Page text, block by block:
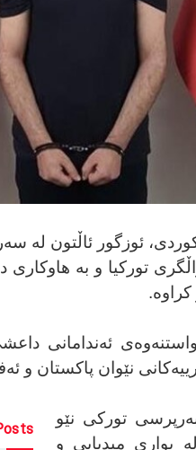
ئوزگور ئاڵتون لە
تورکیا و بە
ئەندامانی
نێوان پاکستان و
بەرپرسی تورکی نێو
بواری میدیایی و